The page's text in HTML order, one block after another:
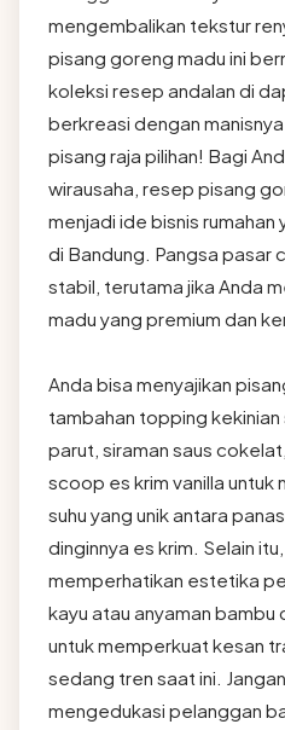
mengembalikan tekstur
pisang goreng madu ini
koleksi resep andalan di
berkreasi dengan
pisang raja pilihan! Bagi
wirausaha, resep pisang
menjadi ide bisnis rumahan
di Bandung. Pangsa pasar
stabil, terutama jika Anda
madu yang premium dan
Anda bisa menyajikan
tambahan topping
parut, siraman saus
scoop es krim vanilla untuk
suhu yang unik antara
dinginnya es krim. Selain
memperhatikan estetika
kayu atau anyaman bambu
untuk memperkuat kesan
sedang tren saat ini.
mengedukasi pelanggan